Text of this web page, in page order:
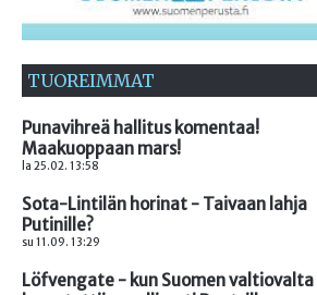
TUOREIMMAT
Punavihreä hallitus komentaa!
Maakuoppaan mars!
la 25.02. 13:58
Sota-Lintilän horinat - Taivaan lahja
Putinille?
su 11.09. 13:29
Löfvengate - kun Suomen valtiovalta